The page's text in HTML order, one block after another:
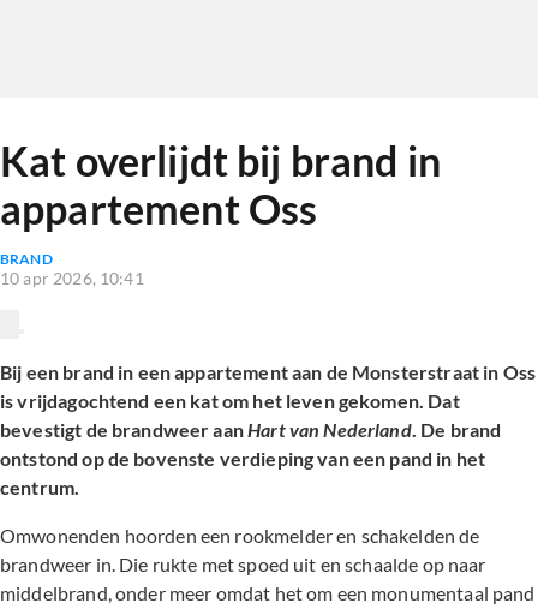
Kat overlijdt bij brand in
appartement Oss
BRAND
10 apr 2026, 10:41
Bij een brand in een appartement aan de Monsterstraat in Oss
is vrijdagochtend een kat om het leven gekomen. Dat
bevestigt de brandweer aanHart van Nederland. De brand
ontstond op de bovenste verdieping van een pand in het
centrum.
Omwonenden hoorden een rookmelder en schakelden de
brandweer in. Die rukte met spoed uit en schaalde op naar
middelbrand, onder meer omdat het om een monumentaal pand